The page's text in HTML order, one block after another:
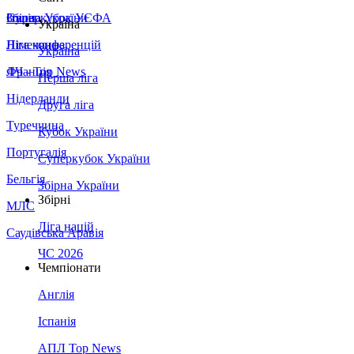
Збірна України
Італія
Німеччина
Франція
Нідерланди
Туреччина
Португалія
Бельгія
МЛС
Саудівська Аравія
Суперкубок УЄФА
Ліга конференцій
ЛЧ - Top News
Україна
Україна
Перша ліга
Друга ліга
Кубок України
Суперкубок України
Збірна України
Збірні
Ліга націй
ЧС 2026
Чемпіонати
Англія
Іспанія
АПЛ Top News